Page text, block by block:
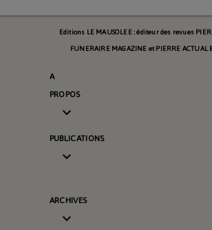
Editions LE MAUSOLEE : éditeur des revues
FUNERAIRE MAGAZINE et PIERRE ACTUAL
A
PROPOS

PUBLICATIONS

ARCHIVES
